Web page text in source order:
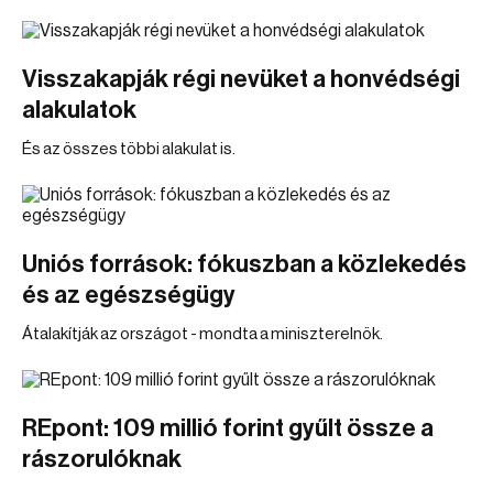
Visszakapják régi nevüket a honvédségi
alakulatok
És az összes többi alakulat is.
Uniós források: fókuszban a közlekedés
és az egészségügy
Átalakítják az országot - mondta a miniszterelnök.
REpont: 109 millió forint gyűlt össze a
rászorulóknak